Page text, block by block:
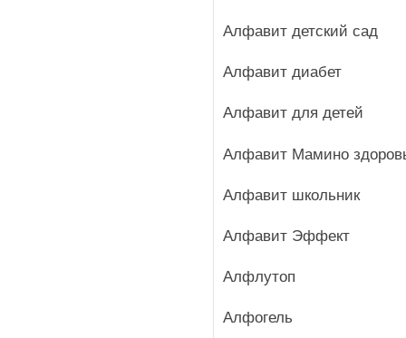
Алфавит детский сад
Алфавит диабет
Алфавит для детей
Алфавит Мамино
Алфавит школьник
Алфавит Эффект
Алфлутоп
Алфогель